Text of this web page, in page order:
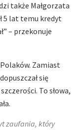
także Małgorzata
5 lat temu kredyt
– przekonuje
Zamiast
się
To słowa,
zaufania, który